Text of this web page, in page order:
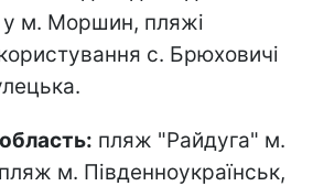
м. Моршин, пляжі
с. Брюховичі
пляж "Райдуга" м.
м. Південноукраїнськ,